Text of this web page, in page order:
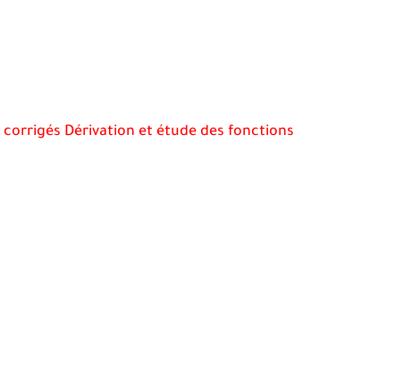
corrigés Dérivation et étude des fonctions